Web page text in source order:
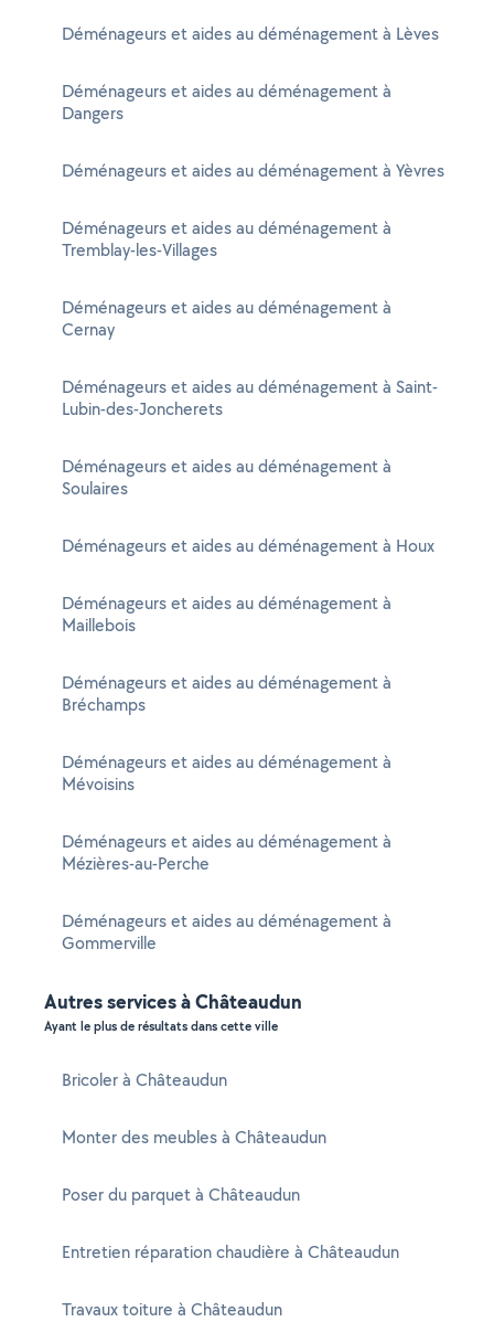
Déménageurs et aides au déménagement à Lèves
Déménageurs et aides au déménagement à
Dangers
Déménageurs et aides au déménagement à Yèvres
Déménageurs et aides au déménagement à
Tremblay-les-Villages
Déménageurs et aides au déménagement à
Cernay
Déménageurs et aides au déménagement à Saint-
Lubin-des-Joncherets
Déménageurs et aides au déménagement à
Soulaires
Déménageurs et aides au déménagement à Houx
Déménageurs et aides au déménagement à
Maillebois
Déménageurs et aides au déménagement à
Bréchamps
Déménageurs et aides au déménagement à
Mévoisins
Déménageurs et aides au déménagement à
Mézières-au-Perche
Déménageurs et aides au déménagement à
Gommerville
Autres services à Châteaudun
Ayant le plus de résultats dans cette ville
Bricoler à Châteaudun
Monter des meubles à Châteaudun
Poser du parquet à Châteaudun
Entretien réparation chaudière à Châteaudun
Travaux toiture à Châteaudun